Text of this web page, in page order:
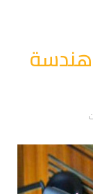
هندسة